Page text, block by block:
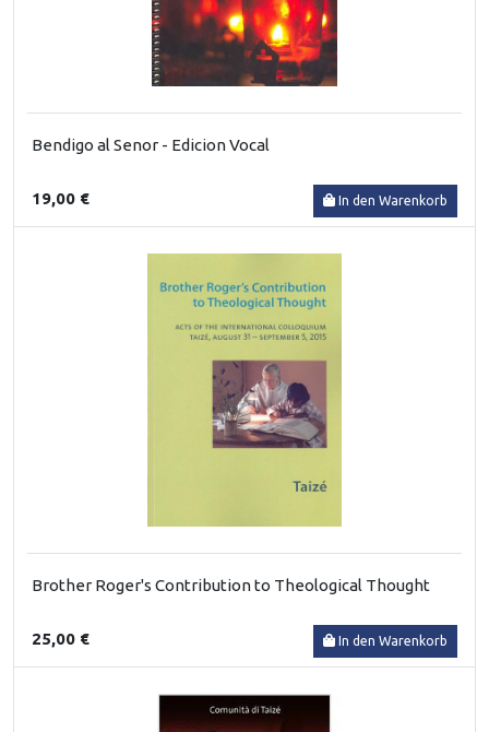
Bendigo al Senor - Edicion Vocal
19,00 € In den Warenkorb
Brother Roger's Contribution to Theological Thought
25,00 € In den Warenkorb